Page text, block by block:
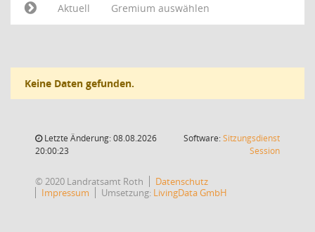
Aktuell
Gremium auswählen
Keine Daten gefunden.
Letzte Änderung: 08.08.2026
20:00:23
Software:Sitzungsdienst
Session(Wird in
© 2020 Landratsamt Roth
Datenschutz
Impressum
Umsetzung: LivingData GmbH